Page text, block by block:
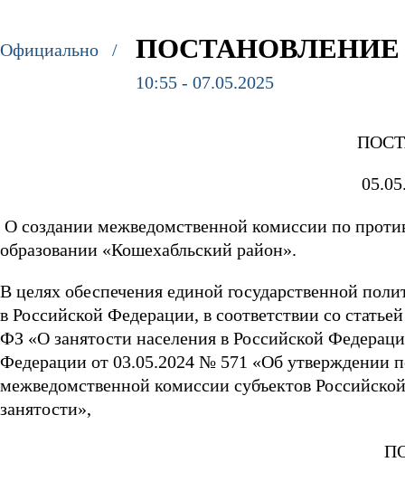
Официально / ПОСТАНОВЛЕНИЕ
10:55 - 07.05.2025
05.05.2025 г
О создании межведомственной комиссии по
образовании «Кошехабльский район».
В целях обеспечения единой государственной
в Российской Федерации, в соответствии со
ФЗ «О занятости населения в Российской
Федерации от 03.05.2024 № 571 «Об утверждении
межведомственной комиссии субъектов
занятости»,